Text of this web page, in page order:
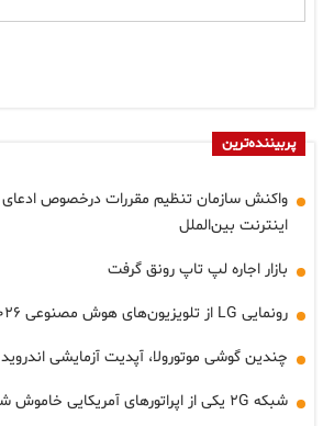
پربیننده‌ترین
اینترنت بین‌الملل
بازار اجاره لپ تاپ رونق گرفت
رونمایی LG از تلویزیون‌های هوش مصنوعی ۲۰۲۶
چندین گوشی موتورولا، آپدیت آزمایشی اندروید ۱۷ را دریافت کردند
شبکه ۲G یکی از اپراتورهای آمریکایی خاموش شد